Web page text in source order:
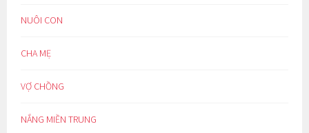
NUÔI CON
CHA MẸ
VỢ CHỒNG
NẮNG MIỀN TRUNG